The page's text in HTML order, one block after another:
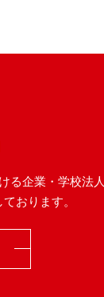
る企業・学校法人
おります。